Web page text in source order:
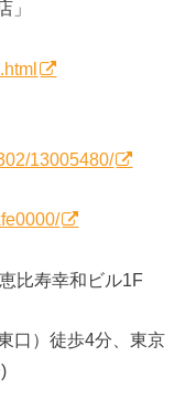
13005480/
比寿幸和ビル1F
口）徒歩4分、東京